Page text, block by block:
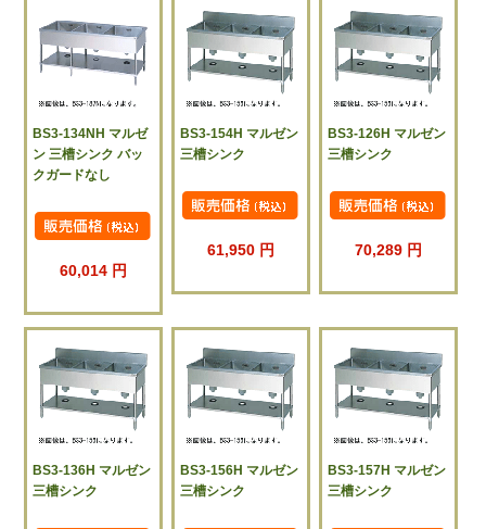
BS3-134NH マルゼ
ン 三槽シンク バッ
クガードなし
60,014 円
BS3-154H マルゼン
三槽シンク
61,950 円
BS3-126H マルゼン
三槽シンク
70,289 円
BS3-136H マルゼン
三槽シンク
BS3-156H マルゼン
三槽シンク
BS3-157H マルゼン
三槽シンク